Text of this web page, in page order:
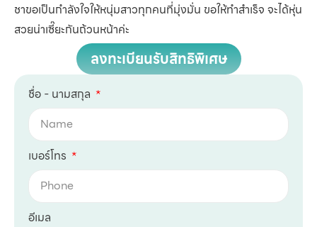
ชาขอเป็นกำลังใจให้หนุ่มสาวทุกคนที่มุ่งมั่น ขอให้ทำสำเร็จ จะได้หุ่น
สวยน่าเซี๊ยะกันถ้วนหน้าค่ะ
ลงทะเบียนรับสิทธิพิเศษ
ชื่อ - นามสกุล
เบอร์โทร
อีเมล